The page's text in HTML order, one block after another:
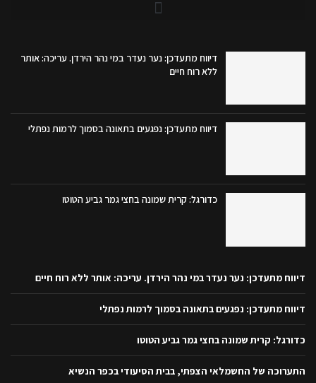
דיווח מתעדכן: נער נעדר במי נהר הירדן. עריכה: אותר
ללא רוח חיים
דיווח מתעדכן: נפגעים בתאונה בסמוך לרמות נפתלי
כדורגל: קרית שמונה בחצי גמר גביע הטוטו
דיווח מתעדכן: נער נעדר במי נהר הירדן. עריכה: אותר ללא רוח חיים
דיווח מתעדכן: נפגעים בתאונה בסמוך לרמות נפתלי
כדורגל: קרית שמונה בחצי גמר גביע הטוטו
התערוכה של החשמלאי הצפתי, בבית הסיעודי בכפר הנשיא